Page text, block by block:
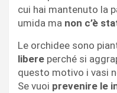
cui hai mantenuto la
umida ma non c’è
Le orchidee sono
libere perché si
questo motivo i vasi
Se vuoi prevenire le